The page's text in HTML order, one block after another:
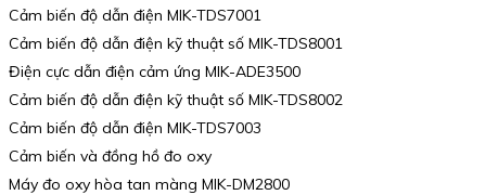
Cảm biến độ dẫn điện MIK-TDS7001
Cảm biến độ dẫn điện kỹ thuật số MIK-TDS8001
Điện cực dẫn điện cảm ứng MIK-ADE3500
Cảm biến độ dẫn điện kỹ thuật số MIK-TDS8002
Cảm biến độ dẫn điện MIK-TDS7003
Cảm biến và đồng hồ đo oxy
Máy đo oxy hòa tan màng MIK-DM2800